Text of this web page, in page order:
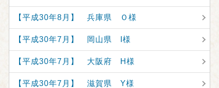
【平成30年8月】 兵庫県 Ｏ様
【平成30年7月】 岡山県 I様
【平成30年7月】 大阪府 H様
【平成30年7月】 滋賀県 Y様